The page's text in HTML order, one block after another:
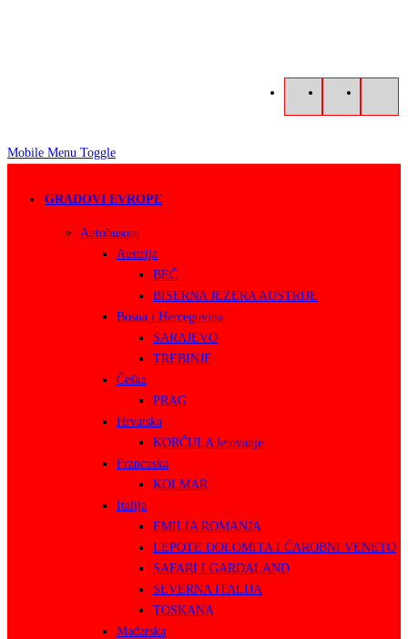
Mobile Menu Toggle
GRADOVI EVROPE
Autobusom
Austrija
BEČ
BISERNA JEZERA AUSTRIJE
Bosna i Hercegovina
SARAJEVO
TREBINJE
Češka
PRAG
Hrvatska
KORČULA letovanje
Francuska
KOLMAR
Italija
EMILIA ROMANJA
LEPOTE DOLOMITA I ČAROBNI VENETO
SAFARI I GARDALAND
SEVERNA ITALIJA
TOSKANA
Mađarska